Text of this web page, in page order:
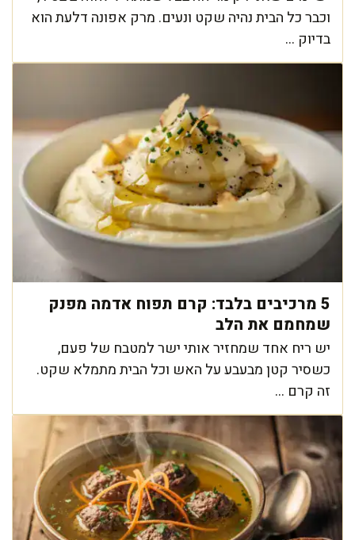
וכבר כל הבית נהיה שקט ונעים. מרק אפונה דלעת הוא
בדיוק ...
5 מרכיבים בלבד: קרם תפוח אדמה מפנק
שמחמם את הלב
יש ריח אחד שמחזיר אותי ישר למטבח של פעם,
כשסיר קטן מבעבע על האש וכל הבית מתמלא שקט.
זה קרם ...